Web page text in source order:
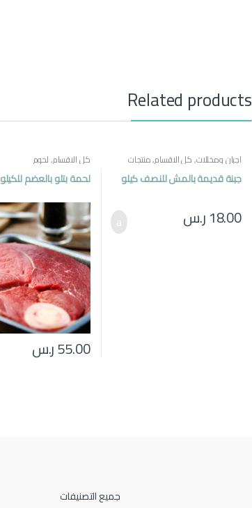
Related products
اجبان ومخللات,كل الاقسام,منتجات
مصرية
جبنة قديمة بالمش للنصف كيلو
18.00ر.س
كل الاقسام,لحوم
لحمة بتلو بالعضم للكيلو
55.00ر.س
جميع التصنيفات